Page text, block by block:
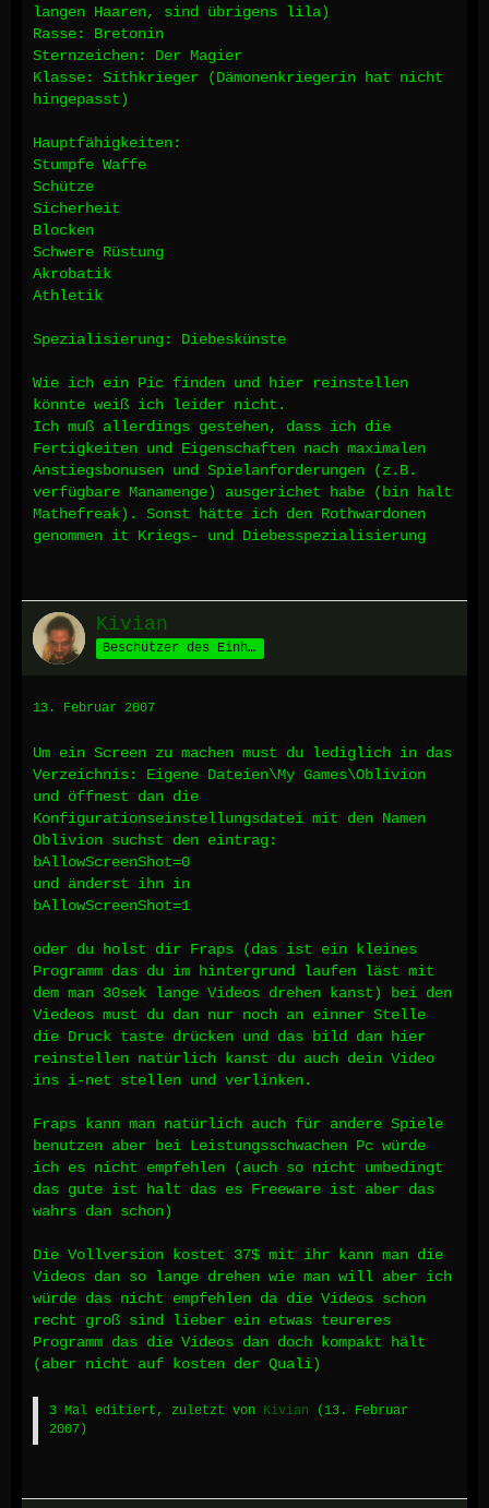
langen Haaren, sind übrigens lila)
Rasse: Bretonin
Sternzeichen: Der Magier
Klasse: Sithkrieger (Dämonenkriegerin hat nicht
hingepasst)
Hauptfähigkeiten:
Stumpfe Waffe
Schütze
Sicherheit
Blocken
Schwere Rüstung
Akrobatik
Athletik
Spezialisierung: Diebeskünste
Wie ich ein Pic finden und hier reinstellen
könnte weiß ich leider nicht.
Ich muß allerdings gestehen, dass ich die
Fertigkeiten und Eigenschaften nach maximalen
Anstiegsbonusen und Spielanforderungen (z.B.
verfügbare Manamenge) ausgerichet habe (bin halt
Mathefreak). Sonst hätte ich den Rothwardonen
genommen it Kriegs- und Diebesspezialisierung
Kivian
Beschützer des Einhorns
13. Februar 2007
Um ein Screen zu machen must du lediglich in das
Verzeichnis: Eigene Dateien\My Games\Oblivion
und öffnest dan die
Konfigurationseinstellungsdatei mit den Namen
Oblivion suchst den eintrag:
bAllowScreenShot=0
und änderst ihn in
bAllowScreenShot=1
oder du holst dir Fraps (das ist ein kleines
Programm das du im hintergrund laufen läst mit
dem man 30sek lange Videos drehen kanst) bei den
Viedeos must du dan nur noch an einner Stelle
die Druck taste drücken und das bild dan hier
reinstellen natürlich kanst du auch dein Video
ins i-net stellen und verlinken.
Fraps kann man natürlich auch für andere Spiele
benutzen aber bei Leistungsschwachen Pc würde
ich es nicht empfehlen (auch so nicht umbedingt
das gute ist halt das es Freeware ist aber das
wahrs dan schon)
Die Vollversion kostet 37$ mit ihr kann man die
Videos dan so lange drehen wie man will aber ich
würde das nicht empfehlen da die Videos schon
recht groß sind lieber ein etwas teureres
Programm das die Videos dan doch kompakt hält
(aber nicht auf kosten der Quali)
3 Mal editiert, zuletzt von Kivian ( 13. Februar
2007 )